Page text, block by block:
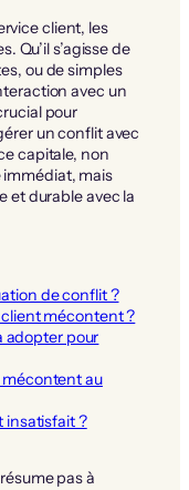
client, les
Qu’il s’agisse de
ou de simples
avec un
pour
un conflit avec
capitale, non
mais
et durable avec la
de conflit ?
mécontent ?
adopter pour
au
insatisfait ?
pas à